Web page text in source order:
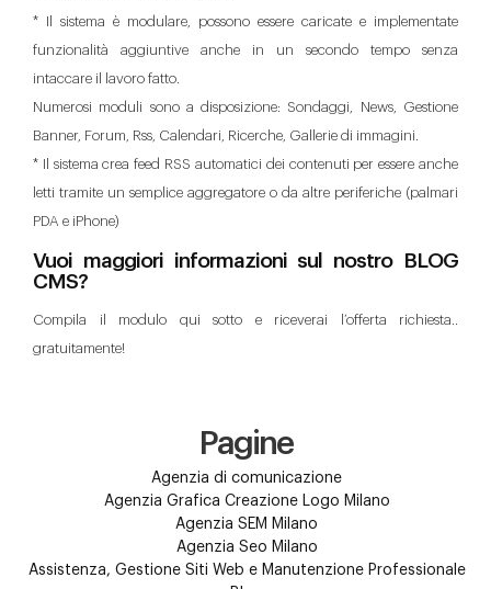
* Il sistema è modulare, possono essere caricate e implementate
funzionalità aggiuntive anche in un secondo tempo senza
intaccare il lavoro fatto.
Numerosi moduli sono a disposizione: Sondaggi, News, Gestione
Banner, Forum, Rss, Calendari, Ricerche, Gallerie di immagini.
* Il sistema crea feed RSS automatici dei contenuti per essere anche
letti tramite un semplice aggregatore o da altre periferiche (palmari
PDA e iPhone)
Vuoi maggiori informazioni sul nostro BLOG
CMS?
Compila il modulo qui sotto e riceverai l’offerta richiesta..
gratuitamente!
Pagine
Agenzia di comunicazione
Agenzia Grafica Creazione Logo Milano
Agenzia SEM Milano
Agenzia Seo Milano
Assistenza, Gestione Siti Web e Manutenzione Professionale